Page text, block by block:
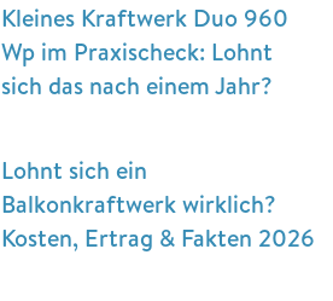
Kleines Kraftwerk Duo 960
Wp im Praxischeck: Lohnt
sich das nach einem Jahr?
Lohnt sich ein
Balkonkraftwerk wirklich?
Kosten, Ertrag & Fakten 2026